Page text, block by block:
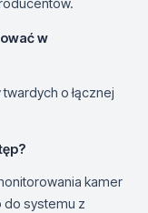
w
o łącznej
kamer
do systemu z